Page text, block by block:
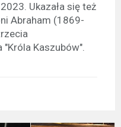
Ukazała się też
Abraham (1869-
Kaszubów".